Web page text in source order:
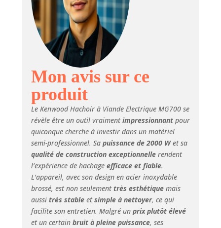
adaptateurs pour
toutes les
prépations 3 mm,
4.5 mm et 8 mm.
Réaliser facilement
poussoir adapté et
touche
avant/arrière
permet d'éviter les
bourrages de
viande RESISTANT
: Ce hachoir est
équipé d'une vis en
métal résistante à
l'usure et très
hygiénique. 3 grilles
en acier inoxydable
Mon avis sur ce
produit
Le Kenwood Hachoir à Viande Electrique MG700 se
révèle être un outil vraimentimpressionnantpour
quiconque cherche à investir dans un matériel
semi-professionnel. Sa puissance de 2000 Wet sa
qualité de construction exceptionnellerendent
l’expérience de hachage efficace et fiable.
L’appareil, avec son design en acier inoxydable
brossé, est non seulementtrès esthétiquemais
aussi très stableetsimple à nettoyer, ce qui
facilite son entretien. Malgré un prix plutôt élevé
et un certain bruit à pleine puissance, ses